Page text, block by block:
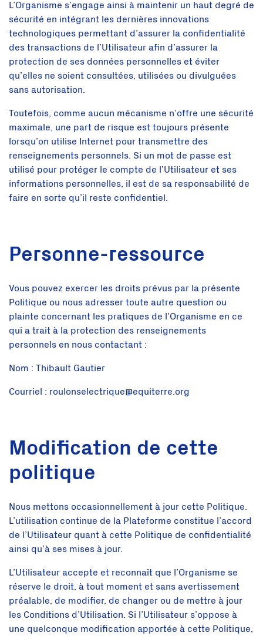
L’Organisme s’engage ainsi à maintenir un haut degré de
sécurité en intégrant les dernières innovations
technologiques permettant d’assurer la confidentialité
des transactions de l’Utilisateur afin d’assurer la
protection de ses données personnelles et éviter
qu’elles ne soient consultées, utilisées ou divulguées
sans autorisation.
Toutefois, comme aucun mécanisme n’offre une sécurité
maximale, une part de risque est toujours présente
lorsqu’on utilise Internet pour transmettre des
renseignements personnels. Si un mot de passe est
utilisé pour protéger le compte de l’Utilisateur et ses
informations personnelles, il est de sa responsabilité de
faire en sorte qu’il reste confidentiel.
Personne-ressource
Vous pouvez exercer les droits prévus par la présente
Politique ou nous adresser toute autre question ou
plainte concernant les pratiques de l’Organisme en ce
qui a trait à la protection des renseignements
personnels en nous contactant :
Nom : Thibault Gautier
Courriel : roulonselectrique@equiterre.org
Modification de cette
politique
Nous mettons occasionnellement à jour cette Politique.
L’utilisation continue de la Plateforme constitue l’accord
de l’Utilisateur quant à cette Politique de confidentialité
ainsi qu’à ses mises à jour.
L’Utilisateur accepte et reconnaît que l’Organisme se
réserve le droit, à tout moment et sans avertissement
préalable, de modifier, de changer ou de mettre à jour
les Conditions d’Utilisation. Si l’Utilisateur s’oppose à
une quelconque modification apportée à cette Politique,